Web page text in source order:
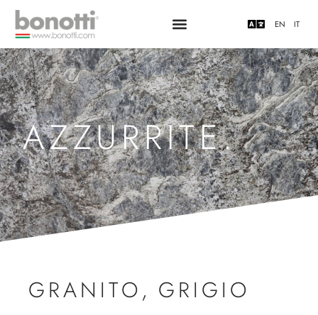
EN IT
AZZURRITE.
GRANITO, GRIGIO